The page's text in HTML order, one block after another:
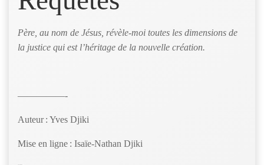
Père, au nom de Jésus, révèle-moi toutes les dimensions de
la justice qui est l’héritage de la nouvelle création.
—————-
Auteur : Yves Djiki
Mise en ligne : Isaïe-Nathan Djiki